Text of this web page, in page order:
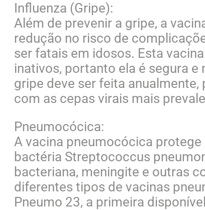
Influenza (Gripe):
Além de prevenir a gripe, a
redução no risco de
ser fatais em idosos. Esta
inativos, portanto ela é segura
gripe deve ser feita
com as cepas virais mais
Pneumocócica:
A vacina pneumocócica
bactéria Streptococcus
bacteriana, meningite e outras
diferentes tipos de vacinas
Pneumo 23, a primeira